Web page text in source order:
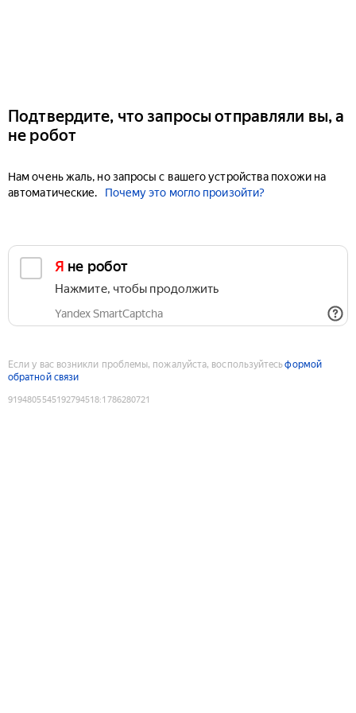
Подтвердите, что запросы отправляли вы, а
не робот
Нам очень жаль, но запросы с вашего устройства похожи на
автоматические.
Почему это могло произойти?
Я не робот
Нажмите, чтобы продолжить
Yandex SmartCaptcha
Если у вас возникли проблемы, пожалуйста, воспользуйтесьформой
обратной связи
9194805545192794518:1786280721